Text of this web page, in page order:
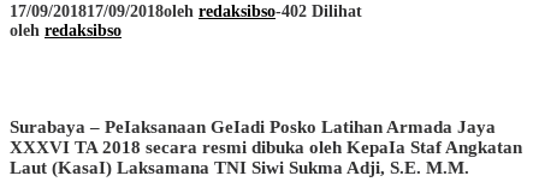
17/09/201817/09/2018oleh redaksibso-402 Dilihat
oleh redaksibso
Surabaya – PeIaksanaan GeIadi Posko Latihan Armada Jaya
XXXVI TA 2018 secara resmi dibuka oleh KepaIa Staf Angkatan
Laut (KasaI) Laksamana TNI Siwi Sukma Adji, S.E. M.M.